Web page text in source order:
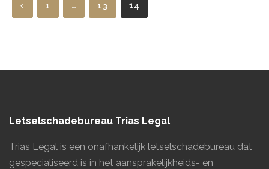
1 … 13 14
Letselschadebureau Trias Legal
Trias Legal is een onafhankelijk letselschadebureau dat
gespecialiseerd is in het aansprakelijkheids- en